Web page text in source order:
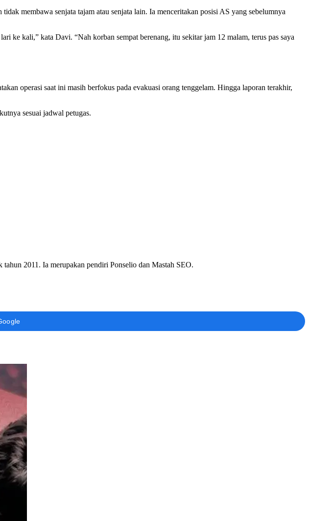
membawa senjata tajam atau senjata lain. Ia menceritakan posisi AS yang sebelumnya
ke kali,” kata Davi. “Nah korban sempat berenang, itu sekitar jam 12 malam, terus pas saya
operasi saat ini masih berfokus pada evakuasi orang tenggelam. Hingga laporan terakhir,
sesuai jadwal petugas.
2011. Ia merupakan pendiri Ponselio dan Mastah SEO.